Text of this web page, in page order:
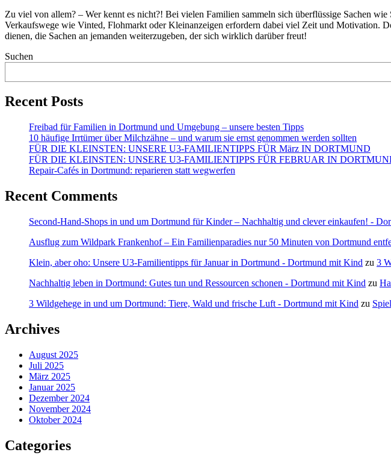
Zu viel von allem? – Wer kennt es nicht?! Bei vielen Familien sammeln sich überflüssige Sachen
Verkaufswege wie Vinted, Flohmarkt oder Kleinanzeigen erfordern dabei viel Zeit und Motivation.
dienen, die Sachen an jemanden weiterzugeben, der sich wirklich darüber freut!
Suchen
Recent Posts
Freibad für Familien in Dortmund und Umgebung – unsere besten Tipps
10 häufige Irrtümer über Milchzähne – und warum sie ernst genommen werden sollten
FÜR DIE KLEINSTEN: UNSERE U3-FAMILIENTIPPS FÜR März IN DORTMUND
FÜR DIE KLEINSTEN: UNSERE U3-FAMILIENTIPPS FÜR FEBRUAR IN
Repair-Cafés in Dortmund: reparieren statt wegwerfen
Recent Comments
Second-Hand-Shops in und um Dortmund für Kinder – Nachhaltig und clever einkaufen! -
Ausflug zum Wildpark Frankenhof – Ein Familienparadies nur 50 Minuten von Dortmund
Klein, aber oho: Unsere U3-Familientipps für Januar in Dortmund - Dortmund mit Kind zu 3
Nachhaltig leben in Dortmund: Gutes tun und Ressourcen schonen - Dortmund mit Kind zu
3 Wildgehege in und um Dortmund: Tiere, Wald und frische Luft - Dortmund mit Kind zu
Archives
August 2025
Juli 2025
März 2025
Januar 2025
Dezember 2024
November 2024
Oktober 2024
Categories